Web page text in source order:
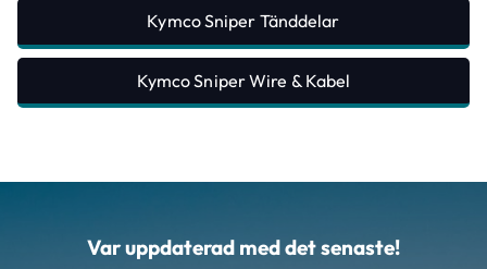
Kymco Sniper Tänddelar
Kymco Sniper Wire & Kabel
Var uppdaterad med det senaste!